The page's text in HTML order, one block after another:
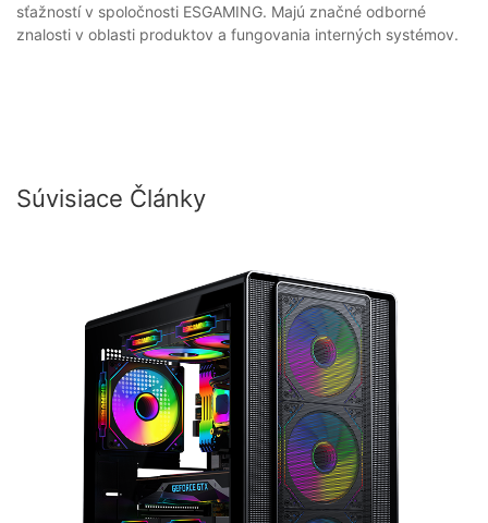
sťažností v spoločnosti ESGAMING. Majú značné odborné
znalosti v oblasti produktov a fungovania interných systémov.
Súvisiace Články